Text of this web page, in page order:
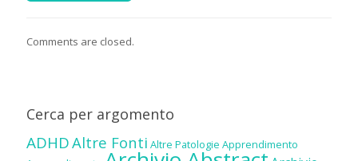
Comments are closed.
Cerca per argomento
ADHDAltre Fonti Altre Patologie Apprendimento